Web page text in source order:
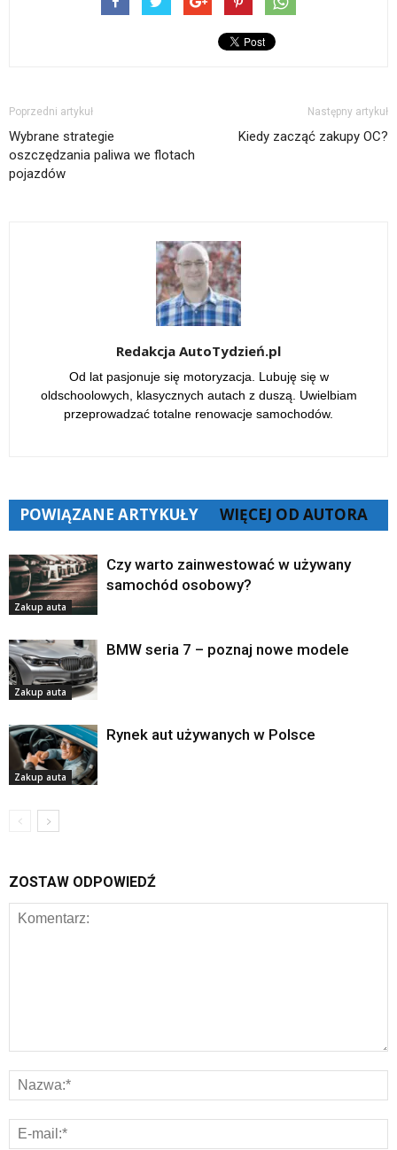
Poprzedni artykuł
Wybrane strategie
oszczędzania paliwa we flotach
pojazdów
Następny artykuł
Kiedy zacząć zakupy OC?
Redakcja AutoTydzień.pl
Od lat pasjonuje się motoryzacja. Lubuję się w
oldschoolowych, klasycznych autach z duszą. Uwielbiam
przeprowadzać totalne renowacje samochodów.
POWIĄZANE ARTYKUŁY WIĘCEJ OD AUTORA
Zakup auta
Czy warto zainwestować w używany
samochód osobowy?
Zakup auta
BMW seria 7 – poznaj nowe modele
Zakup auta
Rynek aut używanych w Polsce
ZOSTAW ODPOWIEDŹ